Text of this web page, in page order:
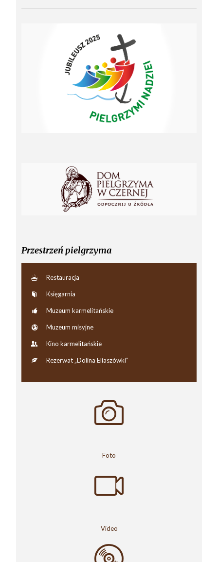
Przestrzeń pielgrzyma
Restauracja
Księgarnia
Muzeum karmelitańskie
Muzeum misyjne
Kino karmelitańskie
Rezerwat „Dolina Eliaszówki”
Foto
Video